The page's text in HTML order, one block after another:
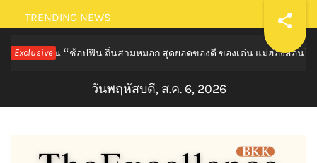
Skip
to
content
TRENDING NEWS
Exclusive
“ช้อปฟิน ถิ่นสามหมอก สุดยอดของดี ของเด่น แม่ฮ่องสอน” 23 ชั่ว
วันพฤหัสบดี, ส.ค. 6, 2026